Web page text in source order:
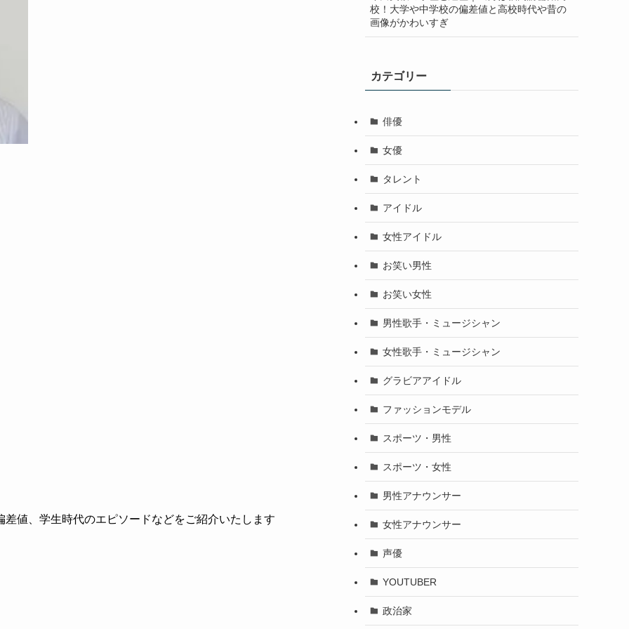
値、学生時代のエピソードなどをご紹介いたします
校！大学や中学校の偏差値と高校時代や昔の
画像がかわいすぎ
カテゴリー
俳優
女優
タレント
アイドル
女性アイドル
お笑い男性
お笑い女性
男性歌手・ミュージシャン
女性歌手・ミュージシャン
グラビアアイドル
ファッションモデル
スポーツ・男性
スポーツ・女性
男性アナウンサー
女性アナウンサー
声優
YOUTUBER
政治家